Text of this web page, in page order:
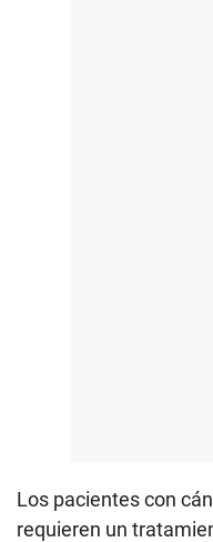
Los pacientes con
requieren un